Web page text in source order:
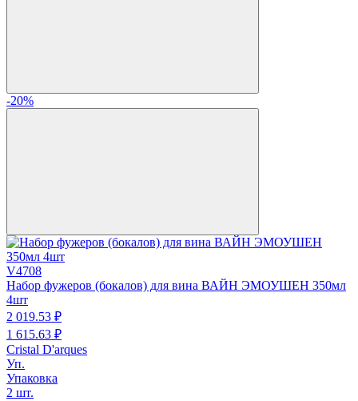
-20%
V4708
Набор фужеров (бокалов) для вина ВАЙН ЭМОУШЕН 350мл
4шт
2 019.53 ₽
1 615.63 ₽
Cristal D'arques
Уп.
Упаковка
2 шт.